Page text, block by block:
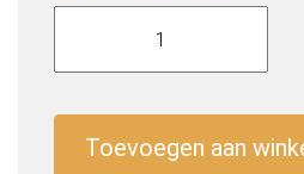
Ghost
OG
Toevoegen aan